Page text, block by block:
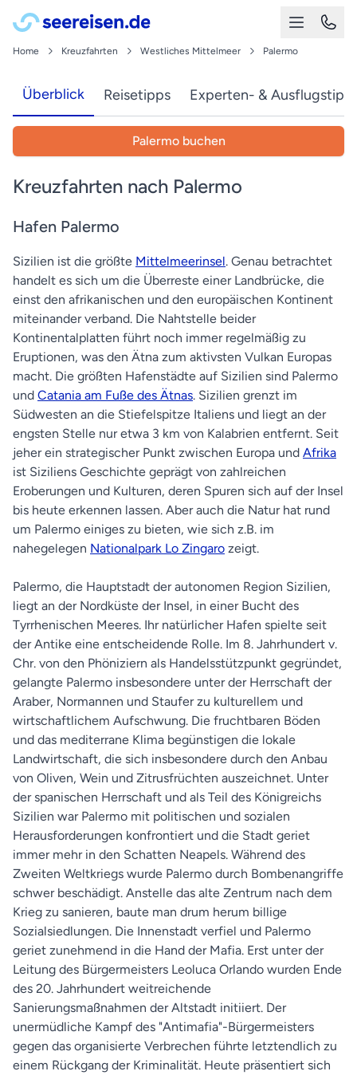
Home Kreuzfahrten Westliches Mittelmeer Palermo
Überblick Reisetipps Experten- &
Palermo buchen
Kreuzfahrten nach Palermo
Hafen Palermo
Sizilien ist die größte Mittelmeerinsel. Genau betrachtet
handelt es sich um die Überreste einer Landbrücke, die
einst den afrikanischen und den europäischen Kontinent
miteinander verband. Die Nahtstelle beider
Kontinentalplatten führt noch immer regelmäßig zu
Eruptionen, was den Ätna zum aktivsten Vulkan Europas
macht. Die größten Hafenstädte auf Sizilien sind Palermo
und Catania am Fuße des Ätnas. Sizilien grenzt im
Südwesten an die Stiefelspitze Italiens und liegt an der
engsten Stelle nur etwa 3 km von Kalabrien entfernt. Seit
jeher ein strategischer Punkt zwischen Europa und Afrika
ist Siziliens Geschichte geprägt von zahlreichen
Eroberungen und Kulturen, deren Spuren sich auf der Insel
bis heute erkennen lassen. Aber auch die Natur hat rund
um Palermo einiges zu bieten, wie sich z.B. im
nahegelegen Nationalpark Lo Zingaro zeigt.
Palermo, die Hauptstadt der autonomen Region Sizilien,
liegt an der Nordküste der Insel, in einer Bucht des
Tyrrhenischen Meeres. Ihr natürlicher Hafen spielte seit
der Antike eine entscheidende Rolle. Im 8. Jahrhundert v.
Chr. von den Phöniziern als Handelsstützpunkt gegründet,
gelangte Palermo insbesondere unter der Herrschaft der
Araber, Normannen und Staufer zu kulturellem und
wirtschaftlichem Aufschwung. Die fruchtbaren Böden
und das mediterrane Klima begünstigen die lokale
Landwirtschaft, die sich insbesondere durch den Anbau
von Oliven, Wein und Zitrusfrüchten auszeichnet. Unter
der spanischen Herrschaft und als Teil des Königreichs
Sizilien war Palermo mit politischen und sozialen
Herausforderungen konfrontiert und die Stadt geriet
immer mehr in den Schatten Neapels. Während des
Zweiten Weltkriegs wurde Palermo durch Bombenangriffe
schwer beschädigt. Anstelle das alte Zentrum nach dem
Krieg zu sanieren, baute man drum herum billige
Sozialsiedlungen. Die Innenstadt verfiel und Palermo
geriet zunehmend in die Hand der Mafia. Erst unter der
Leitung des Bürgermeisters Leoluca Orlando wurden Ende
des 20. Jahrhundert weitreichende
Sanierungsmaßnahmen der Altstadt initiiert. Der
unermüdliche Kampf des "Antimafia"-Bürgermeisters
gegen das organisierte Verbrechen führte letztendlich zu
einem Rückgang der Kriminalität. Heute präsentiert sich